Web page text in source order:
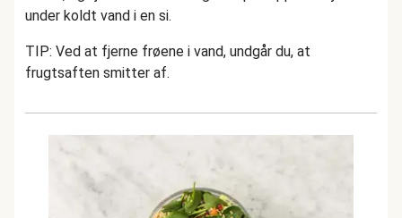
under koldt vand i en si.
TIP: Ved at fjerne frøene i vand, undgår du, at
frugtsaften smitter af.